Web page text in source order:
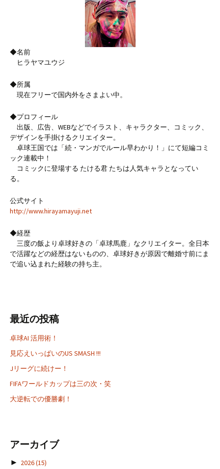
◆名前
ヒラヤマユウジ
◆所属
現在フリーで国内外をさまよい中。
◆プロフィール
出版、広告、WEBなどでイラスト、キャラクター、コミック、
デザインを手掛けるクリエイター。
卓球王国では「続・マンガでルール早わかり！」にて短編コミ
ック連載中！
コミックに登場する たける君 たちは人気キャラとなってい
る。
公式サイト
http://www.hirayamayuji.net
◆経歴
三度の飯より卓球好きの「卓球馬鹿」なクリエイター。全日本
で活躍などの経歴はないものの、卓球好きが原因で離婚寸前にま
で追い込まれた経験の持ち主。
最近の投稿
卓球AI 活用術！
見応えいっぱいのUS SMASH !!!
Jリーグに続けー！
FIFAワールドカップは三の次・笑
大逆転での優勝劇！
アーカイブ
► 2026(15)